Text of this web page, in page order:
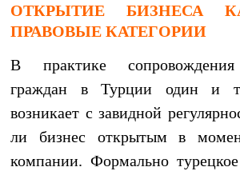
ОТКРЫТИЕ БИЗНЕСА
ПРАВОВЫЕ КАТЕГОРИИ
В практике
граждан в Турции один и
возникает с завидной
ли бизнес открытым в
компании. Формально